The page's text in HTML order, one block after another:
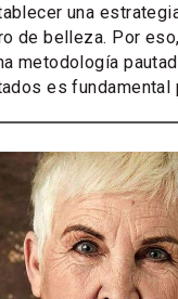
una
de belleza. Por
metodología
es fundamental